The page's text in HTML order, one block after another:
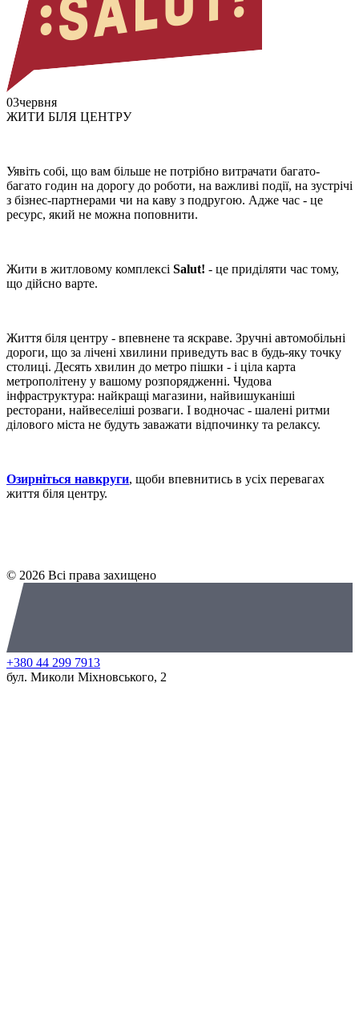
03червня
ЖИТИ БІЛЯ ЦЕНТРУ
Уявіть собі, що вам більше не потрібно витрачати багато-
багато годин на дорогу до роботи, на важливі події, на зустрічі
з бізнес-партнерами чи на каву з подругою. Адже час - це
ресурс, який не можна поповнити.
Жити в житловому комплексі Salut! - це приділяти час тому,
що дійсно варте.
Життя біля центру - впевнене та яскраве. Зручні автомобільні
дороги, що за лічені хвилини приведуть вас в будь-яку точку
столиці. Десять хвилин до метро пішки - і ціла карта
метрополітену у вашому розпорядженні. Чудова
інфраструктура: найкращі магазини, найвишуканіші
ресторани, найвеселіші розваги. І водночас - шалені ритми
ділового міста не будуть заважати відпочинку та релаксу.
Озирніться навкруги, щоби впевнитись в усіх перевагах
життя біля центру.
© 2026 Всі права захищено
+380 44 299 7913
бул. Миколи Міхновського, 2